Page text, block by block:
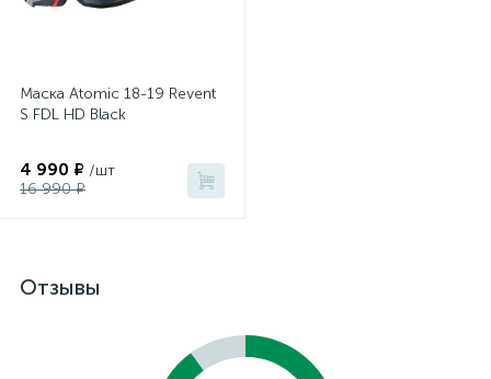
Маска Atomic 18-19 Revent
S FDL HD Black
4 990 ₽ /шт
16 990 ₽
Отзывы